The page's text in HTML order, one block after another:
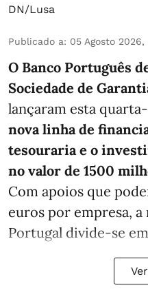
DN/Lusa
Publicado a: 05 Agosto 2026,
O Banco Português
Sociedade de
lançaram esta
nova linha de
tesouraria e o
no valor de 1500
Com apoios que
euros por empresa,
Portugal divide-se